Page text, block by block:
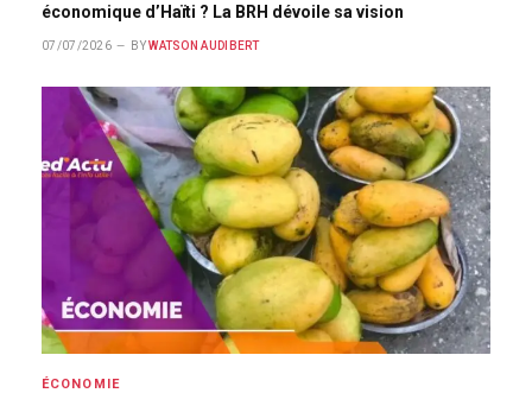
économique d’Haïti ? La BRH dévoile sa vision
07/07/2026 BY WATSON AUDIBERT
ÉCONOMIE